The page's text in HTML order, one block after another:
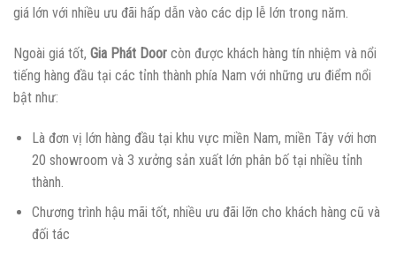
giá lớn với nhiều ưu đãi hấp dẫn vào các dịp lễ lớn trong năm.
Ngoài giá tốt, Gia Phát Door còn được khách hàng tín nhiệm và nổi
tiếng hàng đầu tại các tỉnh thành phía Nam với những ưu điểm nổi
bật như:
Là đơn vị lớn hàng đầu tại khu vực miền Nam, miền Tây với hơn
20 showroom và 3 xưởng sản xuất lớn phân bố tại nhiều tỉnh
thành.
Chương trình hậu mãi tốt, nhiều ưu đãi lỡn cho khách hàng cũ và
đối tác